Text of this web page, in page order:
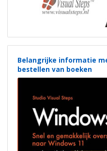
Belangrijke informatie
bestellen van boeken